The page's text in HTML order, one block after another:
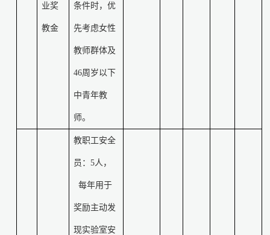
业奖
教金
条件时，优
先考虑女性
教师群体及
46周岁以下
中青年教
师。
教职工安全
员： 5人，
每年用于
奖励主动发
现实验室安